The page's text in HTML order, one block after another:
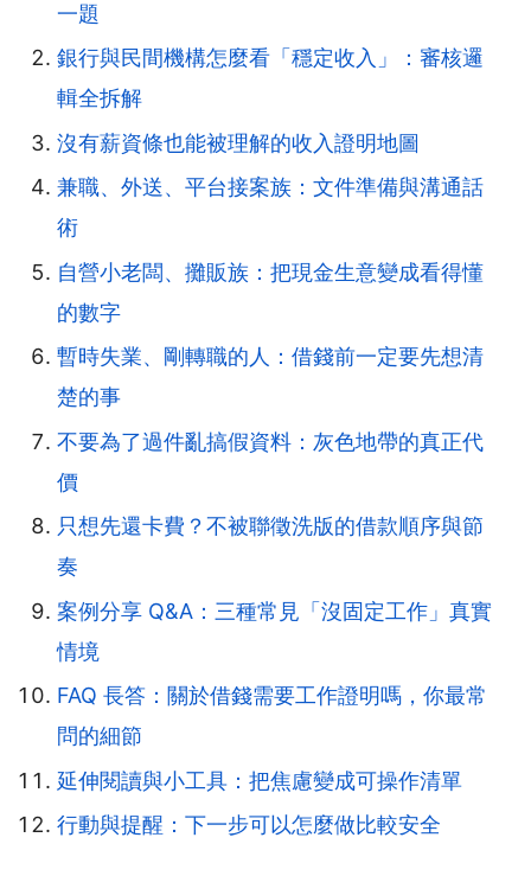
一題
銀行與民間機構怎麼看「穩定收入」：審核邏
輯全拆解
沒有薪資條也能被理解的收入證明地圖
兼職、外送、平台接案族：文件準備與溝通話
術
自營小老闆、攤販族：把現金生意變成看得懂
的數字
暫時失業、剛轉職的人：借錢前一定要先想清
楚的事
不要為了過件亂搞假資料：灰色地帶的真正代
價
只想先還卡費？不被聯徵洗版的借款順序與節
奏
案例分享 Q&A：三種常見「沒固定工作」真實
情境
FAQ 長答：關於借錢需要工作證明嗎，你最常
問的細節
延伸閱讀與小工具：把焦慮變成可操作清單
行動與提醒：下一步可以怎麼做比較安全